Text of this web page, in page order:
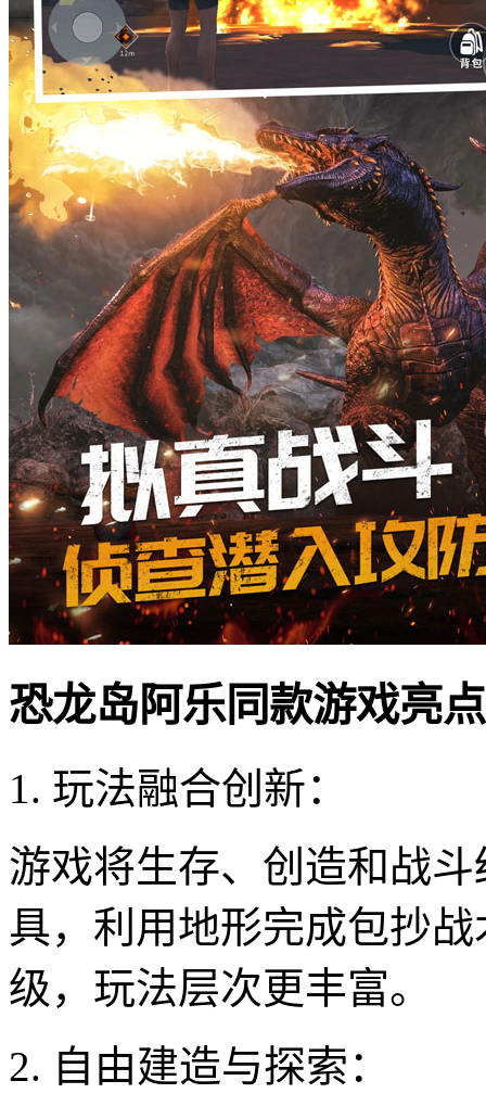
恐龙岛阿乐同款游戏亮
1. 玩法融合创新：
游戏将生存、创造和战
具，利用地形完成包抄
级，玩法层次更丰富。
2. 自由建造与探索：